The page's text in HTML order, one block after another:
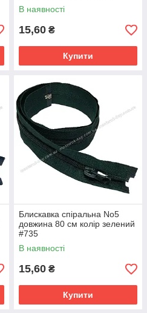
В наявності
15,60 ₴
Купити
Блискавка спіральна No5
довжина 80 см колір зелений
#735
В наявності
15,60 ₴
Купити